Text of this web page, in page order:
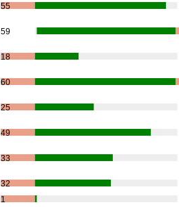
55
59
18
60
25
49
33
32
1